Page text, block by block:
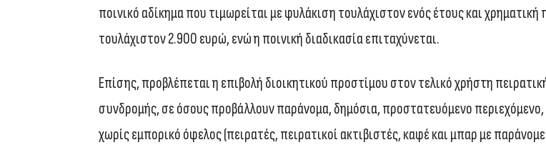
ποινικό αδίκημα που τιμωρείται με φυλάκιση τουλάχιστον ενός έτους και χρηματική
τουλάχιστον 2.900 ευρώ, ενώ η ποινική διαδικασία επιταχύνεται.
Επίσης, προβλέπεται η επιβολή διοικητικού προστίμου στον τελικό χρήστη
συνδρομής, σε όσους προβάλλουν παράνομα, δημόσια, προστατευόμενο περιεχόμενο,
χωρίς εμπορικό όφελος (πειρατές, πειρατικοί ακτιβιστές, καφέ και μπαρ με